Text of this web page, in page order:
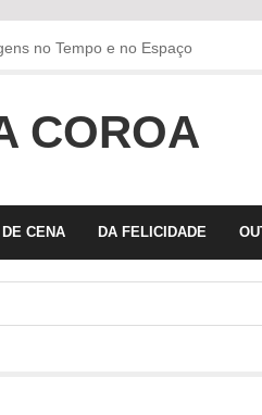
no Tempo e no Espaço
Rodrigues conversa com Olga
COROA
CENA DA FELICIDADE